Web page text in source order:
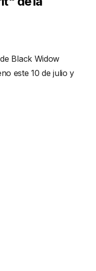
Black Widow
este 10 de julio y